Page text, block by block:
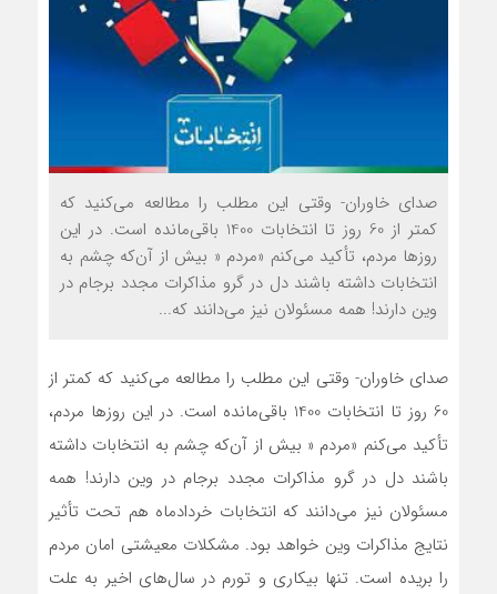
صدای خاوران- وقتي اين مطلب را مطالعه مي‌کنيد که
کمتر از 60 روز تا انتخابات 1400 باقي‌مانده است. در اين
روزها مردم، تأکيد مي‌کنم «مردم « بيش از آن‌که چشم به
انتخابات داشته باشند دل در گرو مذاکرات مجدد برجام در
وين دارند! همه مسئولان نيز مي‌دانند که...
صدای خاوران- وقتي اين مطلب را مطالعه مي‌کنيد که کمتر از
60 روز تا انتخابات 1400 باقي‌مانده است. در اين روزها مردم،
تأکيد مي‌کنم «مردم « بيش از آن‌که چشم به انتخابات داشته
باشند دل در گرو مذاکرات مجدد برجام در وين دارند! همه
مسئولان نيز مي‌دانند که انتخابات خردادماه هم تحت تأثير
نتايج مذاکرات وين خواهد بود. مشکلات معيشتي امان مردم
را بريده است. تنها بيکاري و تورم در سال‌هاي اخير به علت